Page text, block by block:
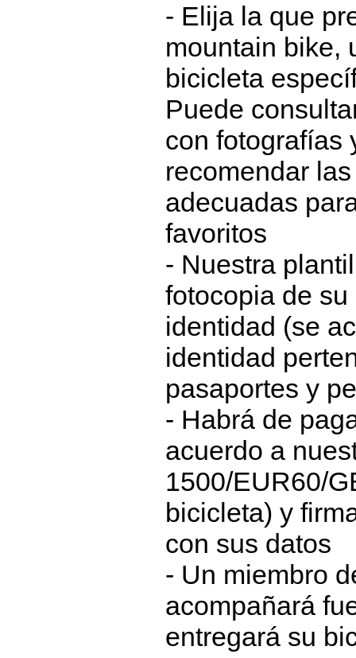
- Elija la que
mountain bike,
bicicleta
Puede
con fotografías
recomendar
adecuadas
favoritos
- Nuestra
fotocopia de
identidad (se
identidad
pasaportes y
- Habrá de
acuerdo a
1500/EUR60/
bicicleta) y
con sus datos
- Un miembro
acompañará
entregará su